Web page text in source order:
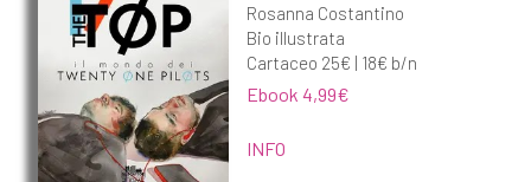
Rosanna Costantino
Bio illustrata
Cartaceo 25€ | 18€ b/n
Ebook 4,99€
INFO